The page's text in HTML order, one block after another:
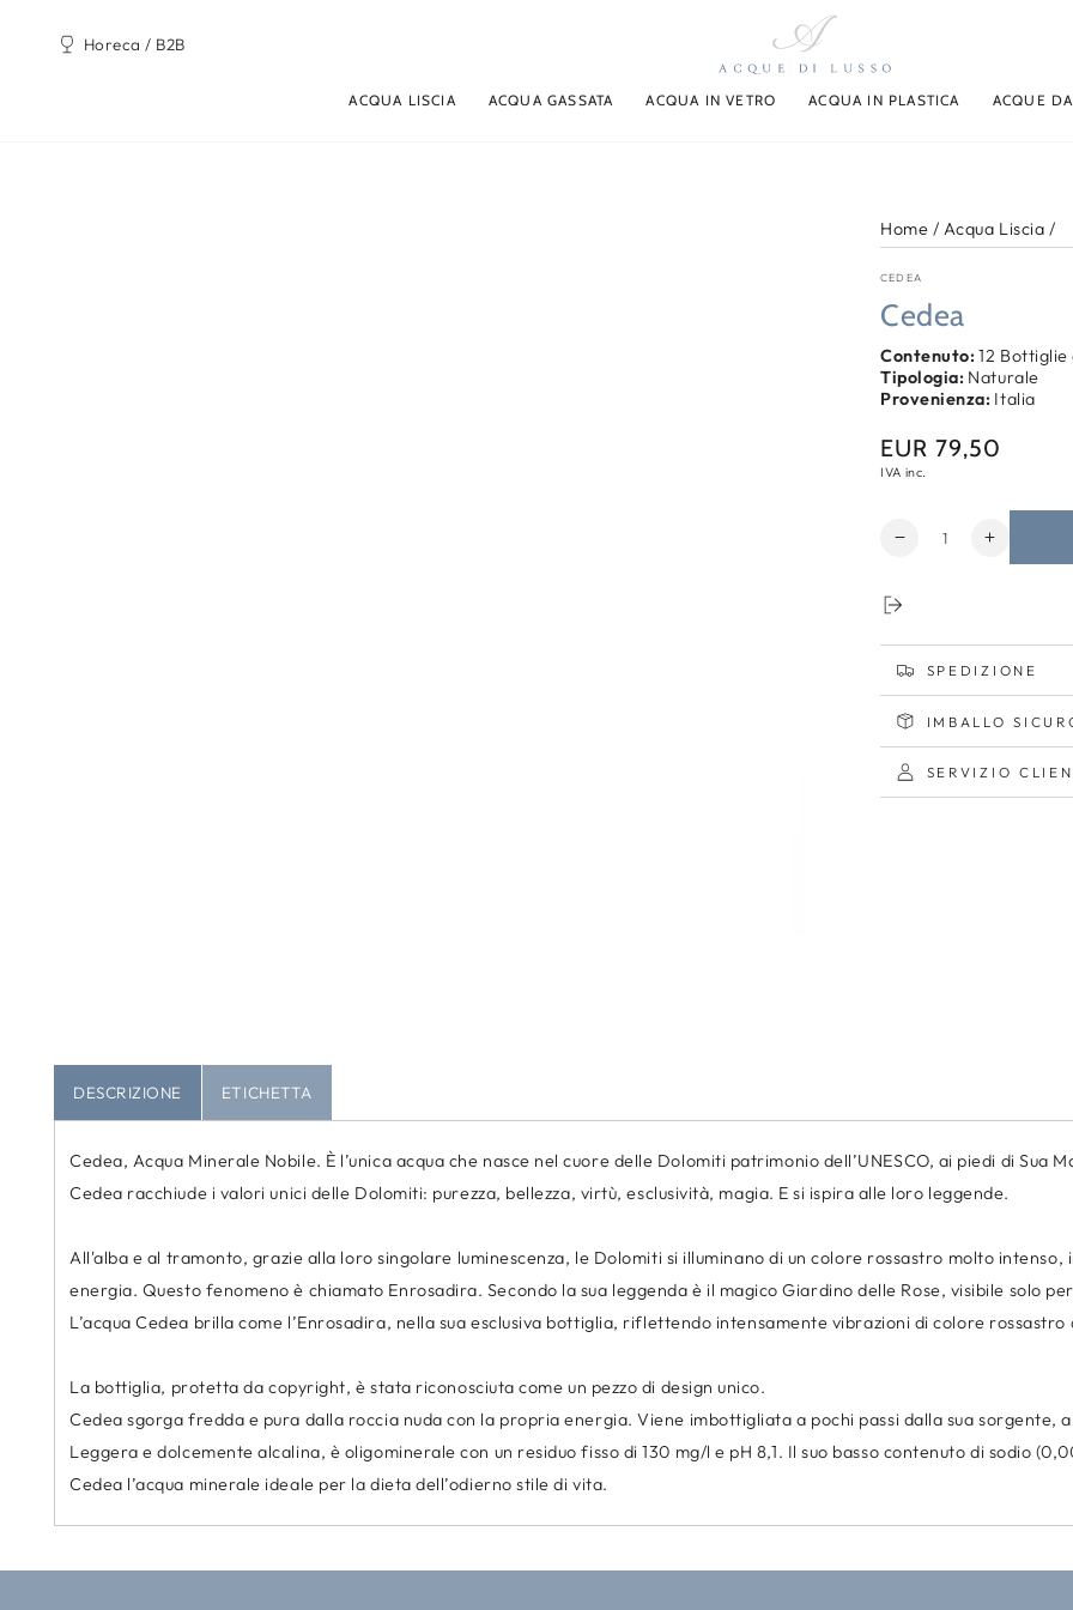
Horeca / B2B
ACQUA LISCIA ACQUA GASSATA ACQUA IN VETRO ACQUA IN PLASTICA ACQUE
Home / Acqua Liscia /
CEDEA
Cedea
Contenuto:12
Tipologia: Naturale
Provenienza: Italia
Prezzo
regolare
EUR 79,50
IVA inc.
Quantità
Diminuisci
Cedea
Aumenta
quantità
SPEDIZIONE
IMBALLO
SERVIZIO
DESCRIZIONE ETICHETTA
Cedea, Acqua Minerale Nobile. È l’unica acqua che nasce nel cuore delle Dolomiti patrimonio dell’UNESCO, ai piedi di Sua
Cedea racchiude i valori unici delle Dolomiti: purezza, bellezza, virtù, esclusività, magia. E si ispira alle loro leggende.
All'alba e al tramonto, grazie alla loro singolare luminescenza, le Dolomiti si illuminano di un colore rossastro molto
energia. Questo fenomeno è chiamato Enrosadira. Secondo la sua leggenda è il magico Giardino delle Rose, visibile solo
L’acqua Cedea brilla come l’Enrosadira, nella sua esclusiva bottiglia, riflettendo intensamente vibrazioni di colore
La bottiglia, protetta da copyright, è stata riconosciuta come un pezzo di design unico.
Cedea sgorga fredda e pura dalla roccia nuda con la propria energia. Viene imbottigliata a pochi passi dalla sua sorgente,
Leggera e dolcemente alcalina, è oligominerale con un residuo fisso di 130 mg/l e pH 8,1. Il suo basso contenuto di sodio
Cedea l’acqua minerale ideale per la dieta dell’odierno stile di vita.